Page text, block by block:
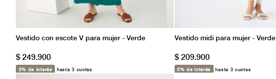
Vestido con escote V para mujer - Verde
$ 249.900
0% de interés hasta 3 cuotas
Vestido midi para mujer - Verde
$ 209.900
0% de interés hasta 3 cuotas